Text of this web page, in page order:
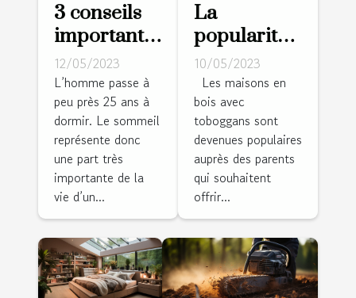
3 conseils
importants
pour bien
choisir son
matelas
12/05/2023
L’homme passe à
peu près 25 ans à
dormir. Le sommeil
représente donc
une part très
importante de la
vie d’un...
La
popularité
des
maisons en
bois avec
toboggans :
une
expérience
ludique
charmante
pour les
enfants
10/05/2023
Les maisons en
bois avec
toboggans sont
devenues populaires
auprès des parents
qui souhaitent
offrir...